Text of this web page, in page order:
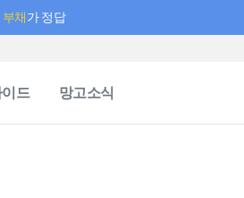
부채가 정답
드 망고소식